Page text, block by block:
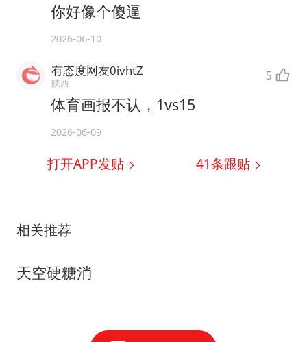
你好像个傻逼
2026-06-10
有态度网友0ivhtZ
陕西 5
体育画报不认，1vs15
2026-06-09
打开APP发贴 41条跟贴
相关推荐
天空硬糖消